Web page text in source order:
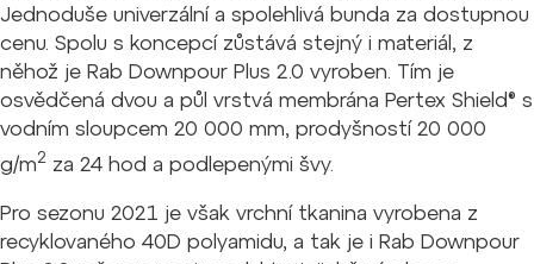
Jednoduše univerzální a spolehlivá bunda za dostupnou
cenu. Spolu s koncepcí zůstává stejný i materiál, z
něhož je Rab Downpour Plus 2.0 vyroben. Tím je
osvědčená dvou a půl vrstvá membrána Pertex Shield® s
vodním sloupcem 20 000 mm, prodyšností 20 000
g/m2 za 24 hod a podlepenými švy.
Pro sezonu 2021 je však vrchní tkanina vyrobena z
recyklovaného 40D polyamidu, a tak je i Rab Downpour